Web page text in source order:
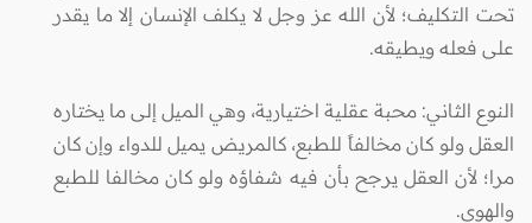
تحت التكليف؛ لأن الله عز وجل لا يكلف الإنسان إلا ما يقدر
على فعله ويطيقه.
النوع الثاني: محبة عقلية اختيارية، وهي الميل إلى ما يختاره
العقل ولو كان مخالفاً للطبع، كالمريض يميل للدواء وإن كان
مرا؛ لأن العقل يرجح بأن فيه شفاؤه ولو كان مخالفا للطبع
والهوى.